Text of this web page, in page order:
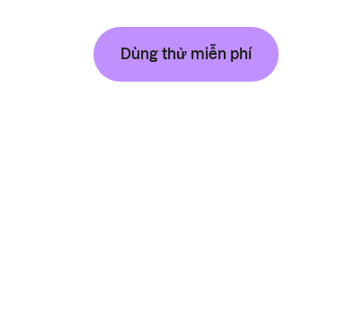
Dùng thử miễn phí